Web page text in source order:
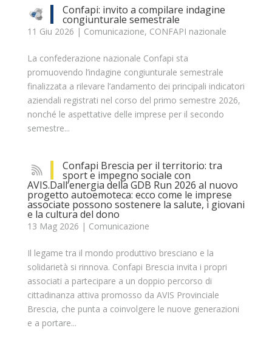
Confapi: invito a compilare indagine
congiunturale semestrale
11 Giu 2026 | Comunicazione, CONFAPI nazionale
La confederazione nazionale Confapi sta
promuovendo l’indagine congiunturale semestrale
finalizzata a rilevare l’andamento dei principali indicatori
aziendali registrati nel corso del primo semestre 2026,
nonché le aspettative delle imprese per il secondo
semestre...
Confapi Brescia per il territorio: tra
sport e impegno sociale con
AVIS.Dall’energia della GDB Run 2026 al nuovo
progetto autoemoteca: ecco come le imprese
associate possono sostenere la salute, i giovani
e la cultura del dono
13 Mag 2026 | Comunicazione
Il legame tra il mondo produttivo bresciano e la
solidarietà si rinnova. Confapi Brescia invita i propri
associati a partecipare a un doppio percorso di
cittadinanza attiva promosso da AVIS Provinciale
Brescia, che punta a coinvolgere le nuove generazioni
e a portare...